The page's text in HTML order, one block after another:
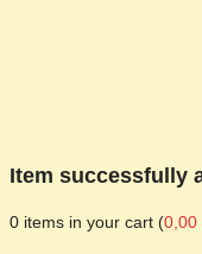
Item successfully
0 items in your cart (0,00